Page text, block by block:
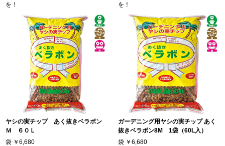
を！
を！
ヤシの実チップ あく抜きベラボン
Ｍ ６０Ｌ
袋 ￥6,680
ガーデニング用ヤシの実チップ あく
抜きベラボン8M 1袋（60L入）
袋 ￥6,680